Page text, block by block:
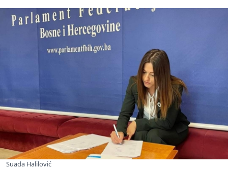
Suada Halilović